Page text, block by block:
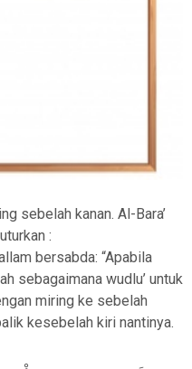
sebelah kanan. Al-Bara’
:
bersabda: “Apabila
sebagaimana wudlu’ untuk
miring ke sebelah
kesebelah kiri nantinya.